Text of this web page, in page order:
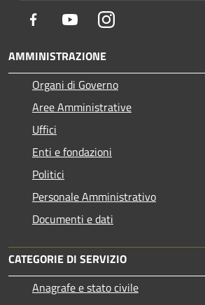
Facebook YoutubeInstagram
AMMINISTRAZIONE
Organi di Governo
Aree Amministrative
Uffici
Enti e fondazioni
Politici
Personale Amministrativo
Documenti e dati
CATEGORIE DI SERVIZIO
Anagrafe e stato civile